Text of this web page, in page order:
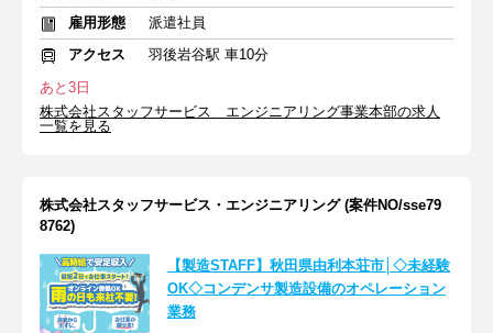
雇用形態
派遣社員
アクセス
羽後岩谷駅 車10分
あと3日
株式会社スタッフサービス エンジニアリング事業本部の求人
一覧を見る
株式会社スタッフサービス・エンジニアリング (案件NO/sse79
8762)
【製造STAFF】秋田県由利本荘市│◇未経験
OK◇コンデンサ製造設備のオペレーション
業務